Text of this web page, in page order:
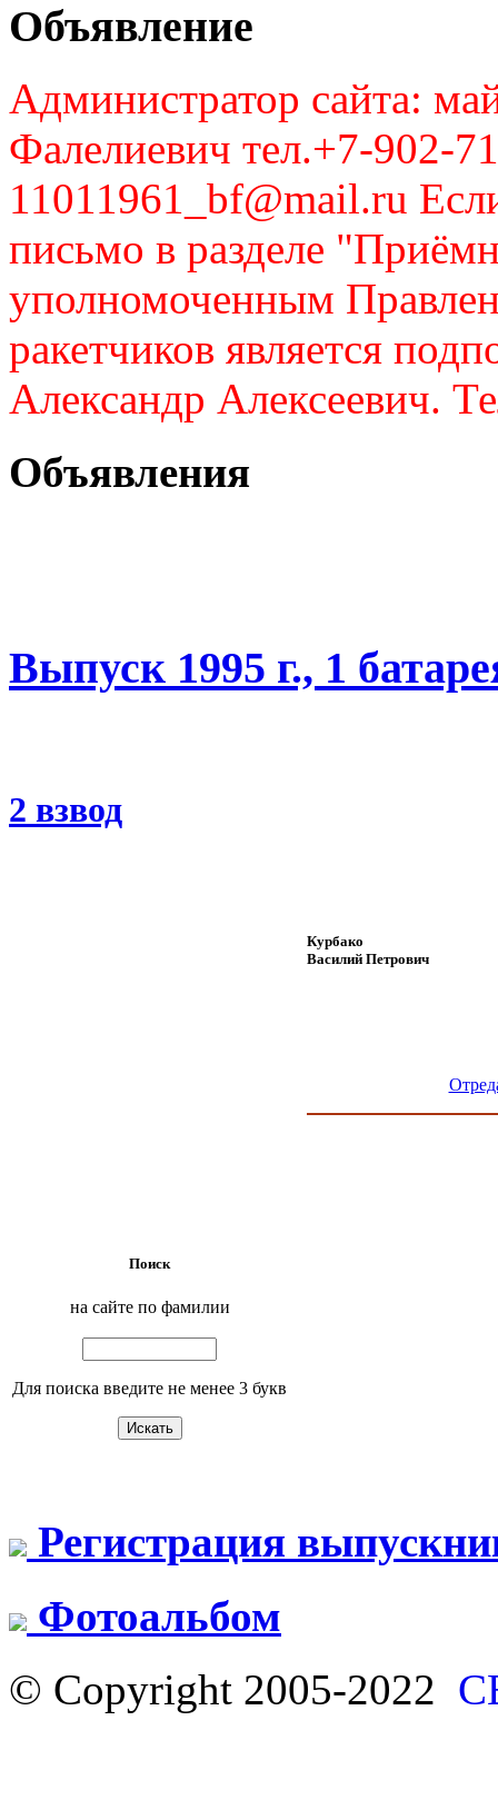
Объявление
Администратор сайта:
Фалелиевич тел.+7-902-
11011961_bf@mail.ru
письмо в разделе
уполномоченным
ракетчиков является
Александр Алексеевич.
Объявления
Выпуск 1995 г., 1
2 взвод
Курбако
Василий Петрович
Поиск
на сайте по фамилии
Для поиска введите не менее 3 букв
Регистрация
Фотоальбом
© Copyright 2005-2022